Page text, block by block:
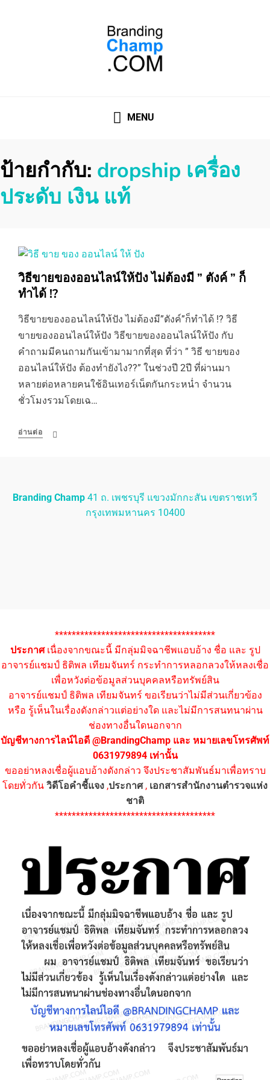
MENU
ป้ายกำกับ: dropship เครื่อง
ประดับ เงิน แท้
วิธีขายของออนไลน์ให้ปัง ไม่ต้องมี ” ตังค์ ” ก็
ทำได้ !?
วิธีขายของออนไลน์ให้ปัง ไม่ต้องมี”ตังค์”ก็ทำได้ !? วิธี
ขายของออนไลน์ให้ปัง วิธีขายของออนไลน์ให้ปัง กับ
คำถามมีคนถามกันเข้ามามากที่สุด ที่ว่า ” วิธี ขายของ
ออนไลน์ให้ปัง ต้องทำยังไง??” ในช่วงปี 2ปี ที่ผ่านมา
หลายต่อหลายคนใช้อินเทอร์เน็ตกันกระหน่ำ จำนวน
ชั่วโมงรวมโดยเฉ…
อ่านต่อ
Branding Champ 41 ถ. เพชรบุรี แขวงมักกะสัน เขตราชเทวี
กรุงเทพมหานคร 10400
**************************************
ประกาศเนื่องจากขณะนี้ มีกลุ่มมิจฉาชีพแอบอ้าง ชื่อ และ รูป
อาจารย์แชมป์ ธิติพล เทียมจันทร์ กระทำการหลอกลวงให้หลงเชื่อ
เพื่อหวังต่อข้อมูลส่วนบุคคลหรือทรัพย์สิน
อาจารย์แชมป์ ธิติพล เทียมจันทร์ ขอเรียนว่าไม่มีส่วนเกี่ยวข้อง
หรือ รู้เห็นในเรื่องดังกล่าวแต่อย่างใด และไม่มีการสนทนาผ่าน
ช่องทางอื่นใดนอกจาก
บัญชีทางการไลน์ไอดี @BrandingChamp และ หมายเลขโทรศัพท์
0631979894 เท่านั้น
ขออย่าหลงเชื่อผู้แอบอ้างดังกล่าว จึงประชาสัมพันธ์มาเพื่อทราบ
โดยทั่วกัน วิดีโอคำชี้แจง ,ประกาศ, เอกสารสำนักงานตำรวจแห่ง
ชาติ
**************************************